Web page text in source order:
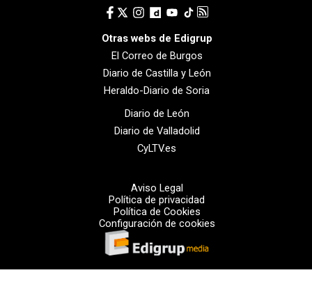
Otras webs de Edigrup
El Correo de Burgos
Diario de Castilla y León
Heraldo-Diario de Soria
Diario de León
Diario de Valladolid
CyLTV.es
Aviso Legal
Política de privacidad
Política de Cookies
Configuración de cookies